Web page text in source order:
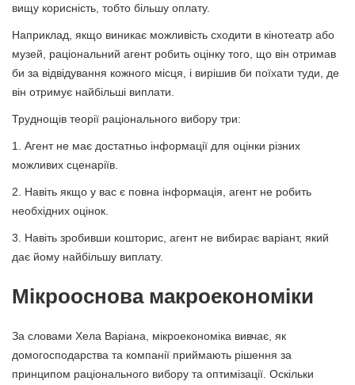
вищу корисність, тобто більшу оплату.
Наприклад, якщо виникає можливість сходити в кінотеатр або
музей, раціональний агент робить оцінку того, що він отримав
би за відвідування кожного місця, і вирішив би поїхати туди, де
він отримує найбільші виплати.
Труднощів теорії раціонального вибору три:
1. Агент не має достатньо інформації для оцінки різних
можливих сценаріїв.
2. Навіть якщо у вас є повна інформація, агент не робить
необхідних оцінок.
3. Навіть зробивши кошторис, агент не вибирає варіант, який
дає йому найбільшу виплату.
Мікрооснова макроекономіки
За словами Хела Варіана, мікроекономіка вивчає, як
домогосподарства та компанії приймають рішення за
принципом раціонального вибору та оптимізації. Оскільки